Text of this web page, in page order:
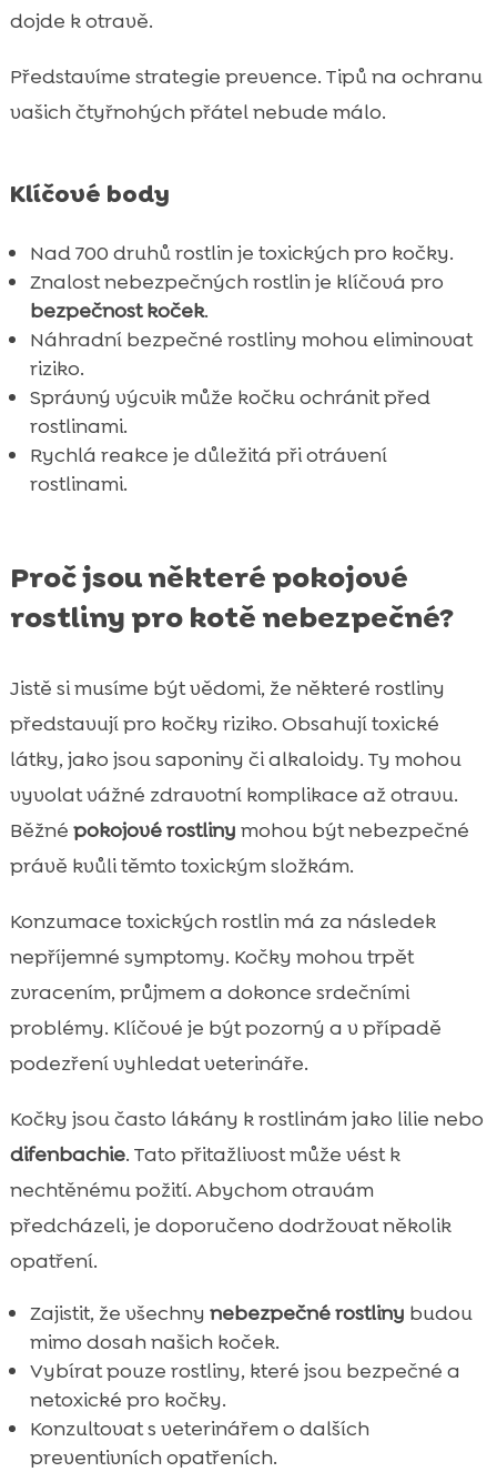

Jaké produkty vám pomohou udržet kotě v
 Kotě nebezpečné rostliny – na co si dát
pozor?
Jak využít moderní technologie pro
ochranu koček
Tipy pro začínající majitele koček
Závěr
 FAQ
dojde k otravě.
Představíme strategie prevence. Tipů na ochranu
vašich čtyřnohých přátel nebude málo.
Klíčové body
Nad 700 druhů rostlin je toxických pro kočky.
Znalost nebezpečných rostlin je klíčová pro
bezpečnost koček.
Náhradní bezpečné rostliny mohou eliminovat
riziko.
Správný výcvik může kočku ochránit před
rostlinami.
Rychlá reakce je důležitá při otrávení
rostlinami.
Proč jsou některé pokojové
rostliny pro kotě nebezpečné?
Jistě si musíme být vědomi, že některé rostliny
představují pro kočky riziko. Obsahují toxické
látky, jako jsou saponiny či alkaloidy. Ty mohou
vyvolat vážné zdravotní komplikace až otravu.
Běžné pokojové rostliny mohou být nebezpečné
právě kvůli těmto toxickým složkám.
Konzumace toxických rostlin má za následek
nepříjemné symptomy. Kočky mohou trpět
zvracením, průjmem a dokonce srdečními
problémy. Klíčové je být pozorný a v případě
podezření vyhledat veterináře.
Kočky jsou často lákány k rostlinám jako lilie nebo
difenbachie. Tato přitažlivost může vést k
nechtěnému požití. Abychom otravám
předcházeli, je doporučeno dodržovat několik
opatření.
Zajistit, že všechny nebezpečné rostliny budou
mimo dosah našich koček.
Vybírat pouze rostliny, které jsou bezpečné a
netoxické pro kočky.
Konzultovat s veterinářem o dalších
preventivních opatřeních.